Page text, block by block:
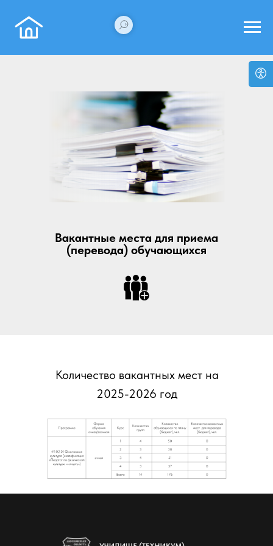
Вакантные места для приема
(перевода) обучающихся
Количество вакантных мест на
2025-2026 год